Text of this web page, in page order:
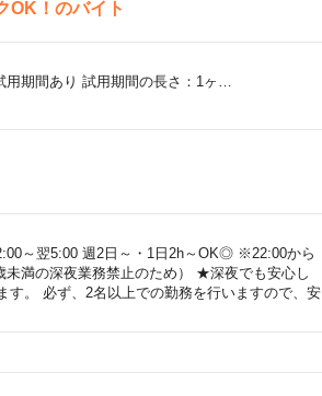
OK！のバイト
期間あり 試用期間の長さ：1ヶ…
～翌5:00 週2日～・1日2h～OK◎ ※22:00から
満の深夜業務禁止のため） ★深夜でも安心し
。 必ず、2名以上での勤務を行いますので、安